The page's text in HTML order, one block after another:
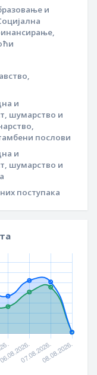
и
и
шумарство и
послови
и
шумарство и
поступака